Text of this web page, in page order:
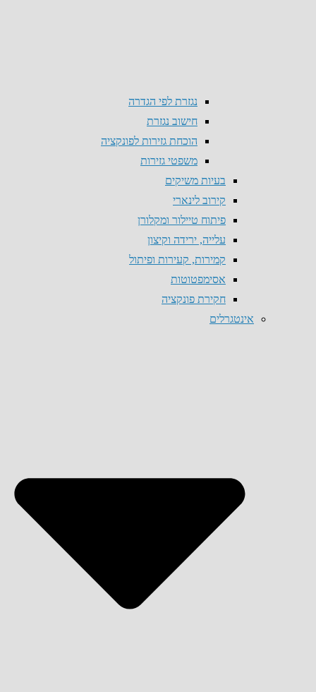
נגזרת לפי הגדרה
חישוב נגזרת
הוכחת גזירות לפונקציה
משפטי גזירות
בעיות משיקים
קירוב לינארי
פיתוח טיילור ומקלורן
עלייה, ירידה וקיצון
קמירות, קעירות ופיתול
אסימפטוטות
חקירת פונקציה
אינטגרלים